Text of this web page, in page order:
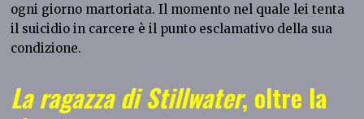
ogni giorno martoriata. Il momento nel quale lei tenta
il suicidio in carcere è il punto esclamativo della sua
condizione.
La ragazza di Stillwater, oltre la